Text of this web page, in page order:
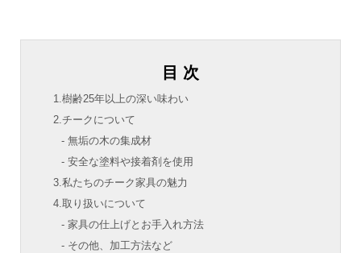
目 次
1.樹齢25年以上の深い味わい
2.チークについて
- 無垢の木の集成材
- 安全な塗料や接着剤を使用
3.私たちのチーク家具の魅力
4.取り扱いについて
- 家具の仕上げとお手入れ方法
- その他、加工方法など